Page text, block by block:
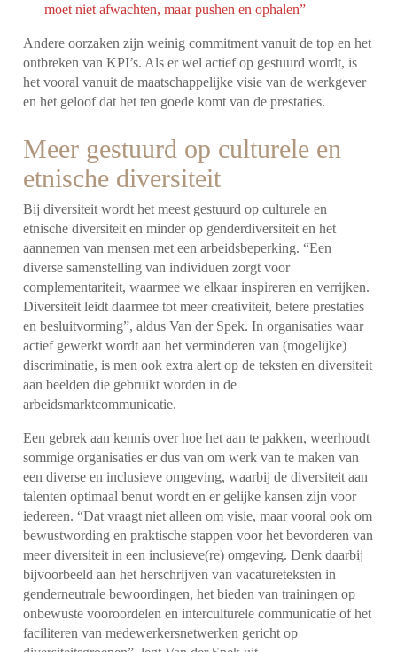
moet niet afwachten, maar pushen en ophalen”
Andere oorzaken zijn weinig commitment vanuit de top en het
ontbreken van KPI’s. Als er wel actief op gestuurd wordt, is
het vooral vanuit de maatschappelijke visie van de werkgever
en het geloof dat het ten goede komt van de prestaties.
Meer gestuurd op culturele en
etnische diversiteit
Bij diversiteit wordt het meest gestuurd op culturele en
etnische diversiteit en minder op genderdiversiteit en het
aannemen van mensen met een arbeidsbeperking. “Een
diverse samenstelling van individuen zorgt voor
complementariteit, waarmee we elkaar inspireren en verrijken.
Diversiteit leidt daarmee tot meer creativiteit, betere prestaties
en besluitvorming”, aldus Van der Spek. In organisaties waar
actief gewerkt wordt aan het verminderen van (mogelijke)
discriminatie, is men ook extra alert op de teksten en diversiteit
aan beelden die gebruikt worden in de
arbeidsmarktcommunicatie.
Een gebrek aan kennis over hoe het aan te pakken, weerhoudt
sommige organisaties er dus van om werk van te maken van
een diverse en inclusieve omgeving, waarbij de diversiteit aan
talenten optimaal benut wordt en er gelijke kansen zijn voor
iedereen. “Dat vraagt niet alleen om visie, maar vooral ook om
bewustwording en praktische stappen voor het bevorderen van
meer diversiteit in een inclusieve(re) omgeving. Denk daarbij
bijvoorbeeld aan het herschrijven van vacatureteksten in
genderneutrale bewoordingen, het bieden van trainingen op
onbewuste vooroordelen en interculturele communicatie of het
faciliteren van medewerkersnetwerken gericht op